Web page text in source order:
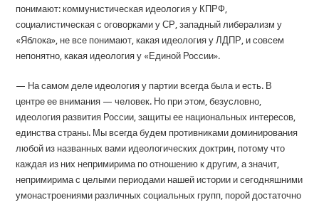
понимают: коммунистическая идеология у КПРФ,
социалистическая с оговорками у СР, западный либерализм у
«Яблока», не все понимают, какая идеология у ЛДПР, и совсем
непонятно, какая идеология у «Единой России».
— На самом деле идеология у партии всегда была и есть. В
центре ее внимания — человек. Но при этом, безусловно,
идеология развития России, защиты ее национальных интересов,
единства страны. Мы всегда будем противниками доминирования
любой из названных вами идеологических доктрин, потому что
каждая из них непримирима по отношению к другим, а значит,
непримирима с целыми периодами нашей истории и сегодняшними
умонастроениями различных социальных групп, порой достаточно